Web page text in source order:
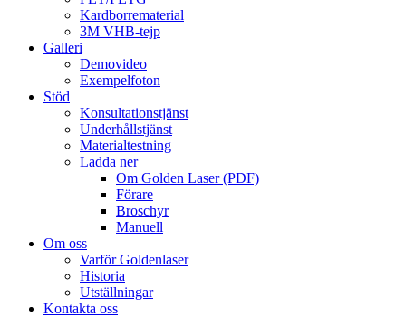
Kardborrematerial
3M VHB-tejp
Galleri
Demovideo
Exempelfoton
Stöd
Konsultationstjänst
Underhållstjänst
Materialtestning
Ladda ner
Om Golden Laser (PDF)
Förare
Broschyr
Manuell
Om oss
Varför Goldenlaser
Historia
Utställningar
Kontakta oss